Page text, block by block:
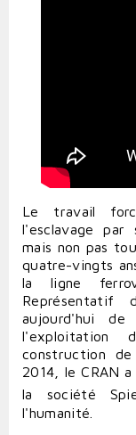
Le travail
l'esclavage par
mais non pas
quatre-vingts
la ligne
Représentatif
aujourd'hui de
l'exploitation
construction
2014, le CRAN
la société
l'humanité.